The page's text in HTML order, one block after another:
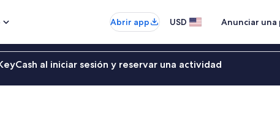
Abrir app USD Anunciar
al iniciar sesión y reservar una actividad